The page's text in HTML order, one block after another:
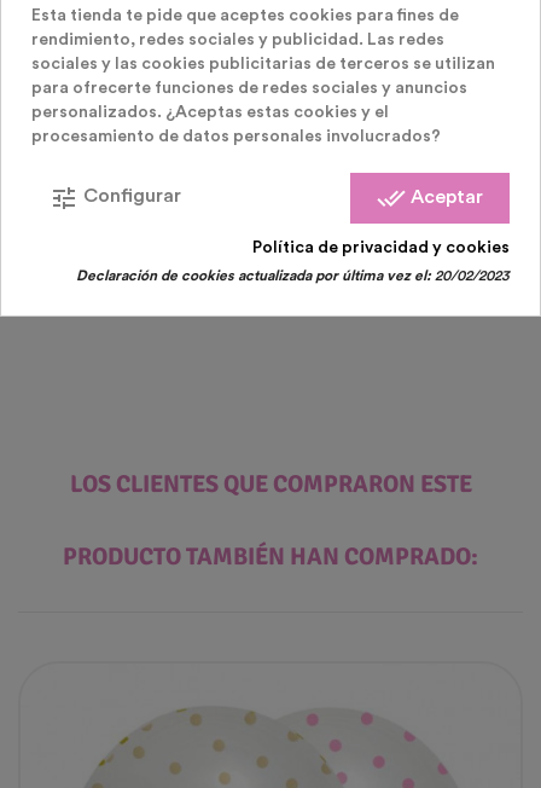
Packs O Lotes Para Tus Fiestas
Pack 12 Cañones Confeti Multicolor
LOS CLIENTES QUE COMPRARON ESTE
PRODUCTO TAMBIÉN HAN COMPRADO:
Esta tienda te pide que aceptes cookies para fines de
rendimiento, redes sociales y publicidad. Las redes
sociales y las cookies publicitarias de terceros se utilizan
para ofrecerte funciones de redes sociales y anuncios
personalizados. ¿Aceptas estas cookies y el
procesamiento de datos personales involucrados?
done_all Aceptar
tune Configurar
Política de privacidad y cookies
Declaración de cookies actualizada por última vez el:20/02/2023